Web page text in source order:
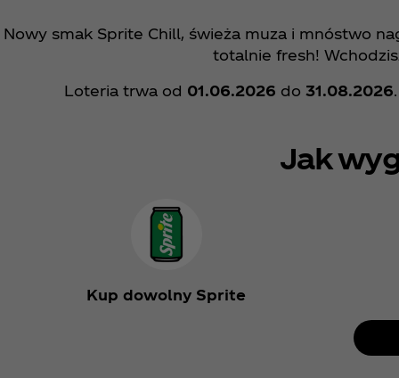
Nowy smak Sprite Chill, świeża muza i mnóstwo
totalnie fresh!
Loteria trwa od 01.06.2026 do 31.08.2026
Jak
Kup dowolny Sprite